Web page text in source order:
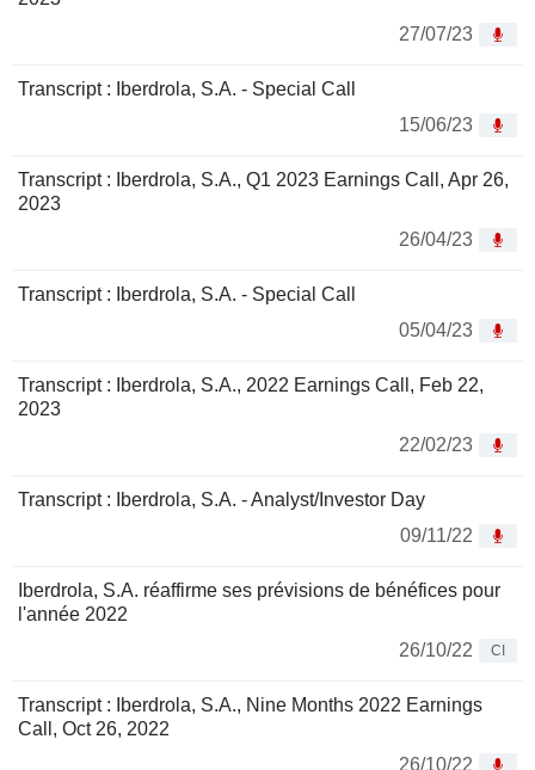
27/07/23
Transcript : Iberdrola, S.A. - Special Call
15/06/23
Transcript : Iberdrola, S.A., Q1 2023 Earnings Call, Apr 26,
2023
26/04/23
Transcript : Iberdrola, S.A. - Special Call
05/04/23
Transcript : Iberdrola, S.A., 2022 Earnings Call, Feb 22,
2023
22/02/23
Transcript : Iberdrola, S.A. - Analyst/Investor Day
09/11/22
Iberdrola, S.A. réaffirme ses prévisions de bénéfices pour
l'année 2022
26/10/22
CI
Transcript : Iberdrola, S.A., Nine Months 2022 Earnings
Call, Oct 26, 2022
26/10/22